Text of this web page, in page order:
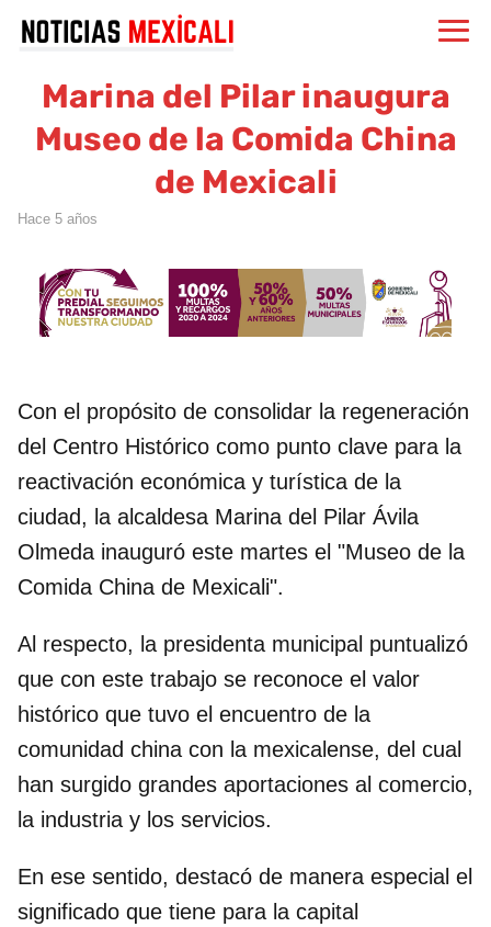
Marina del Pilar inaugura
Museo de la Comida China
de Mexicali
hace 5 años
Con el propósito de consolidar la regeneración
del Centro Histórico como punto clave para la
reactivación económica y turística de la
ciudad, la alcaldesa Marina del Pilar Ávila
Olmeda inauguró este martes el "Museo de la
Comida China de Mexicali".
Al respecto, la presidenta municipal puntualizó
que con este trabajo se reconoce el valor
histórico que tuvo el encuentro de la
comunidad china con la mexicalense, del cual
han surgido grandes aportaciones al comercio,
la industria y los servicios.
En ese sentido, destacó de manera especial el
significado que tiene para la capital